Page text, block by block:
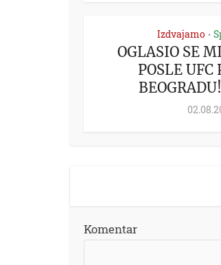
Izdvajamo •
OGLASIO SE
POSLE UFC
Komentar